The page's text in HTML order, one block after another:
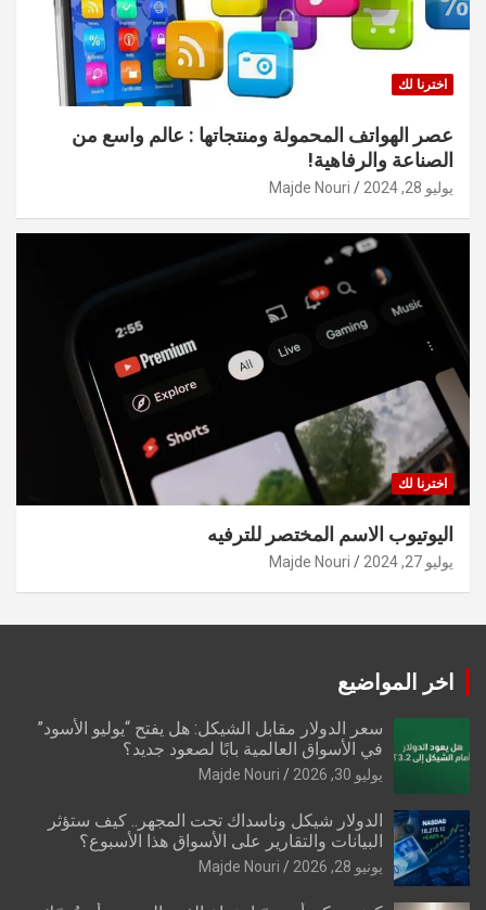
اخترنا لك
عصر الهواتف المحمولة ومنتجاتها : عالم واسع من
الصناعة والرفاهية!
يوليو 28, 2024 Majde Nouri
اخترنا لك
اليوتيوب الاسم المختصر للترفيه
يوليو 27, 2024 Majde Nouri
اخر المواضيع
سعر الدولار مقابل الشيكل: هل يفتح “يوليو الأسود”
في الأسواق العالمية بابًا لصعود جديد؟
يوليو 30, 2026 Majde Nouri
الدولار شيكل وناسداك تحت المجهر.. كيف ستؤثر
البيانات والتقارير على الأسواق هذا الأسبوع؟
يونيو 28, 2026 Majde Nouri